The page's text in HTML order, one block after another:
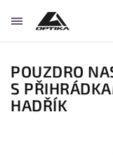
POUZDRO
S
HADŘÍK